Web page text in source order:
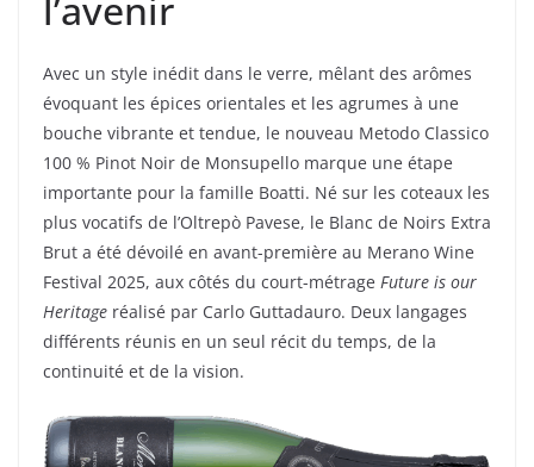
Avec un style inédit dans le verre, mêlant des arômes
évoquant les épices orientales et les agrumes à une
bouche vibrante et tendue, le nouveau Metodo Classico
100 % Pinot Noir de Monsupello marque une étape
importante pour la famille Boatti. Né sur les coteaux les
plus vocatifs de l’Oltrepò Pavese, le Blanc de Noirs Extra
Brut a été dévoilé en avant-première au Merano Wine
Festival 2025, aux côtés du court-métrage Future is our
Heritage réalisé par Carlo Guttadauro. Deux langages
différents réunis en un seul récit du temps, de la
continuité et de la vision.